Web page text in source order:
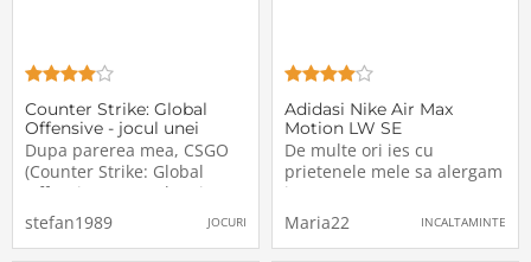
Counter Strike: Global
Offensive - jocul unei
generatii
Dupa parerea mea, CSGO
(Counter Strike: Global
Offensive) este cel mai
apreciat joc de tip shooter,
clasandu-se si in ziua de
azi in top, pe langa jocurile
stefan1989 JOCURI
Adidasi Nike Air Max
Motion LW SE
De multe ori ies cu
prietenele mele sa alergam
intr-un parc pentru a ne
mentine in forma si a
devenit un fel de pasiune
pentru noi, ne face sa ne
Maria22 INCALTAMINTE